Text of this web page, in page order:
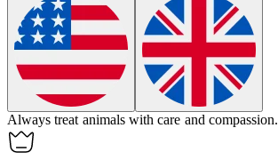
Alwaystreat animals with care and compassion.